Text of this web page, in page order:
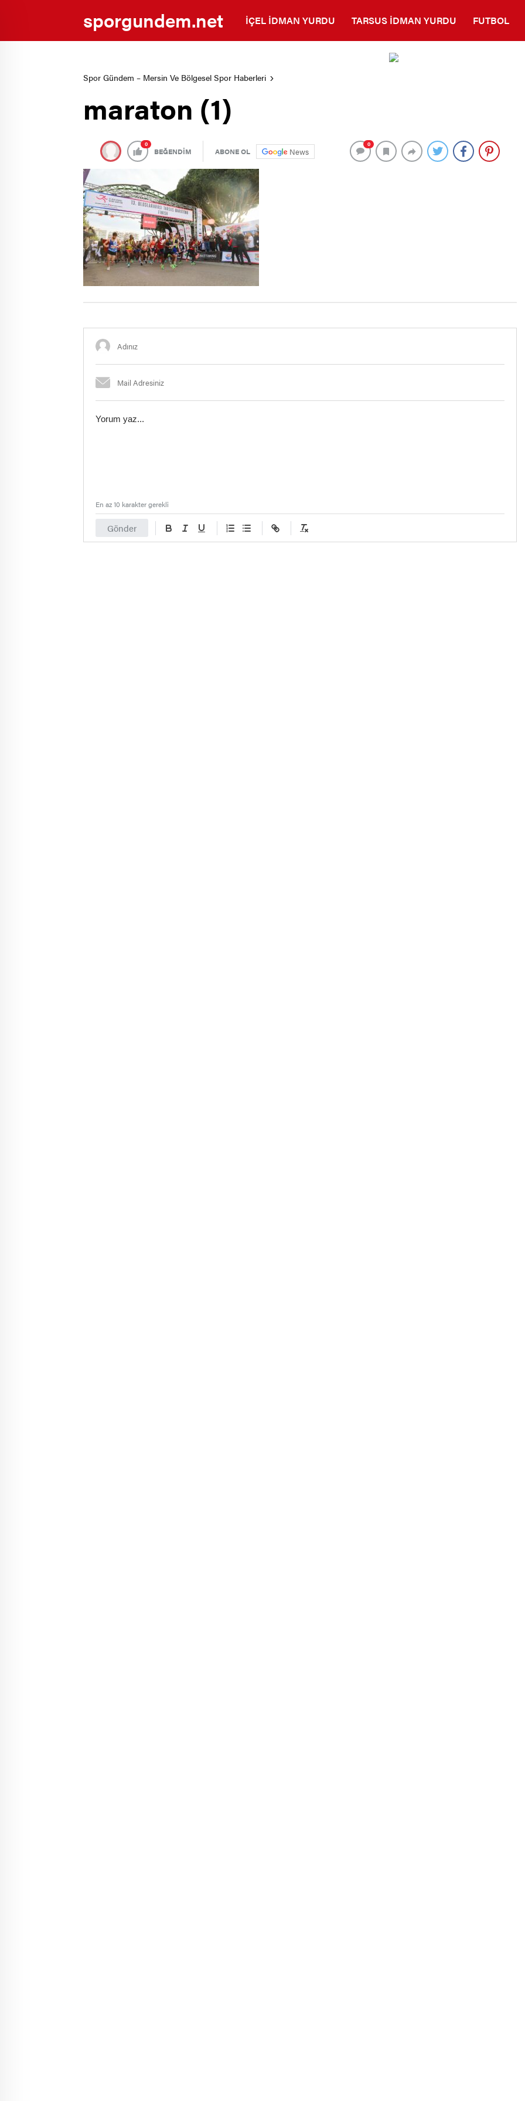
sporgundem.net İÇEL İDMAN YURDU TARSUS İDMAN YURDU FUTBOL
Spor Gündem – Mersin Ve Bölgesel Spor Haberleri
maraton (1)
0
BEĞENDİM ABONE OL News
0
Gönder
En az 10 karakter gerekli